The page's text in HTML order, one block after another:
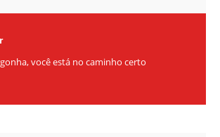
você está no caminho certo